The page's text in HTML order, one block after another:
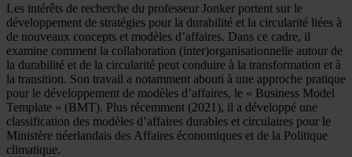
Les intérêts de recherche du professeur Jonker portent sur le
développement de stratégies pour la durabilité et la circularité liées à
de nouveaux concepts et modèles d’affaires. Dans ce cadre, il
examine comment la collaboration (inter)organisationnelle autour de
la durabilité et de la circularité peut conduire à la transformation et à
la transition. Son travail a notamment abouti à une approche pratique
pour le développement de modèles d’affaires, le « Business Model
Template » (BMT). Plus récemment (2021), il a développé une
classification des modèles d’affaires durables et circulaires pour le
Ministère néerlandais des Affaires économiques et de la Politique
climatique.